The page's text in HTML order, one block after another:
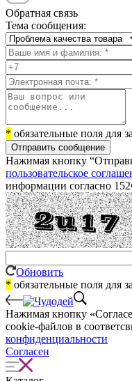
Обратная связь
Тема сообщения:
* обязательные поля для
Отправить сообщение
Нажимая кнопку
пользовательское
информации согласно
Обновить
* обязательные поля для
Нажимая кнопку
cookie-файлов в
конфиденциальности
Согласен